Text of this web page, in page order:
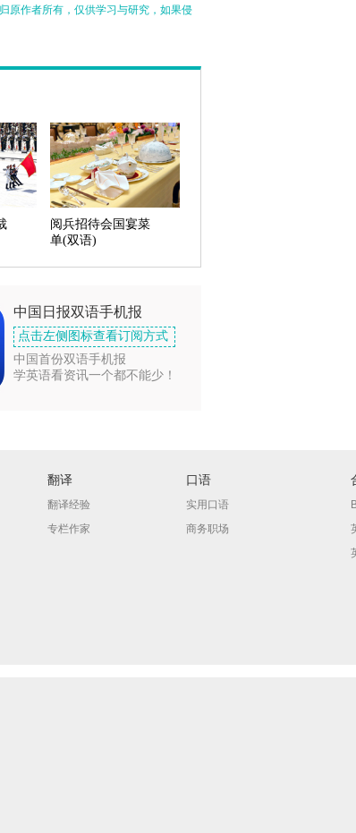
原作者所有，仅供学习与研究，如果侵
阅兵招待会国宴菜
单(双语)
中国日报双语手机报
点击左侧图标查看订阅方式
中国首份双语手机报
学英语看资讯一个都不能少！
翻译
翻译经验
专栏作家
口语
实用口语
商务职场